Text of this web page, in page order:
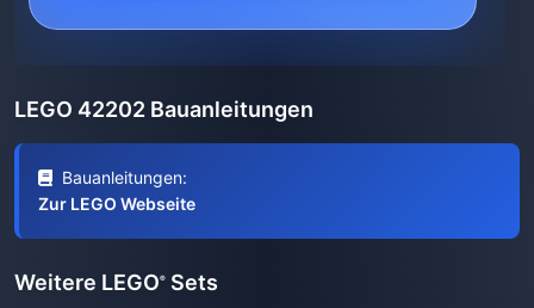
LEGO 42202 Bauanleitungen
Bauanleitungen:
Zur LEGO Webseite
Weitere LEGO® Sets